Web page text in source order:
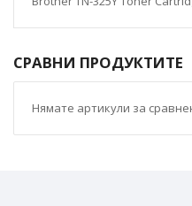
СРАВНИ ПРОДУКТИТЕ
Нямате артикули за